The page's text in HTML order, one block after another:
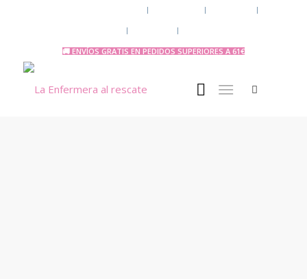
🚚 ENVÍOS GRATIS EN PEDIDOS SUPERIORES A 61€